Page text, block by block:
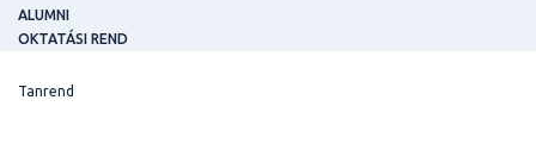
ALUMNI
OKTATÁSI REND
Tanrend